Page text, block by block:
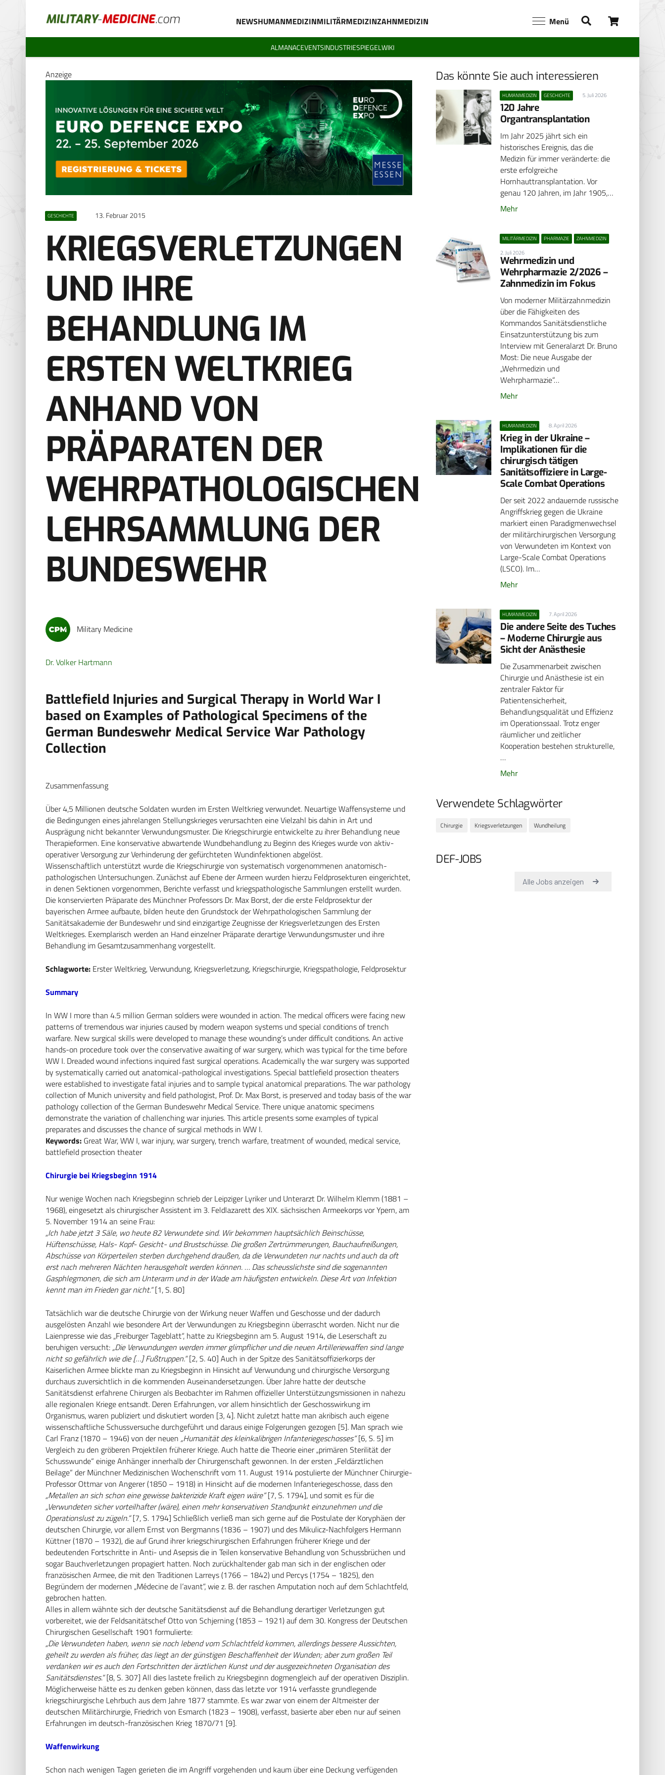
NEWSHUMANMEDIZINMILITÄRMEDIZINZAHNMEDIZIN Menü
ALMANACEVENTSINDUSTRIESPIEGELWIKI
Anzeige
GESCHICHTE 13. Februar 2015
KRIEGSVERLETZUNGEN
UND IHRE
BEHANDLUNG IM
ERSTEN WELTKRIEG
ANHAND VON
PRÄPARATEN DER
WEHRPATHOLOGISCHEN
LEHRSAMMLUNG DER
BUNDESWEHR
Military Medicine
Dr. Volker Hartmann
Battlefield Injuries and Surgical Therapy in World War I
based on Examples of Pathological Specimens of the
German Bundeswehr Medical Service War Pathology
Collection
Zusammenfassung
Über 4,5 Millionen deutsche Soldaten wurden im Ersten Weltkrieg verwundet. Neuartige Waffensysteme und
die Bedingungen eines jahrelangen Stellungskrieges verursachten eine Vielzahl bis dahin in Art und
Ausprägung nicht bekannter Verwundungsmuster. Die Kriegschirurgie entwickelte zu ihrer Behandlung neue
Therapieformen. Eine konservative abwartende Wundbehandlung zu Beginn des Krieges wurde von aktiv-
operativer Versorgung zur Verhinderung der gefürchteten Wundinfektionen abgelöst.
Wissenschaftlich unterstützt wurde die Kriegschirurgie von systematisch vorgenommenen anatomisch-
pathologischen Untersuchungen. Zunächst auf Ebene der Armeen wurden hierzu Feldprosekturen eingerichtet,
in denen Sektionen vorgenommen, Berichte verfasst und kriegspathologische Sammlungen erstellt wurden.
Die konservierten Präparate des Münchner Professors Dr. Max Borst, der die erste Feldprosektur der
bayerischen Armee aufbaute, bilden heute den Grundstock der Wehrpathologischen Sammlung der
Sanitätsakademie der Bundeswehr und sind einzigartige Zeugnisse der Kriegsverletzungen des Ersten
Weltkrieges. Exemplarisch werden an Hand einzelner Präparate derartige Verwundungsmuster und ihre
Behandlung im Gesamtzusammenhang vorgestellt.
Schlagworte: Erster Weltkrieg, Verwundung, Kriegsverletzung, Kriegschirurgie, Kriegspathologie, Feldprosektur
Summary
In WW I more than 4.5 million German soldiers were wounded in action. The medical officers were facing new
patterns of tremendous war injuries caused by modern weapon systems und special conditions of trench
warfare. New surgical skills were developed to manage these wounding’s under difficult conditions. An active
hands-on procedure took over the conservative awaiting of war surgery, which was typical for the time before
WW I. Dreaded wound infections inquired fast surgical operations. Academically the war surgery was supported
by systematically carried out anatomical-pathological investigations. Special battlefield prosection theaters
were established to investigate fatal injuries and to sample typical anatomical preparations. The war pathology
collection of Munich university and field pathologist, Prof. Dr. Max Borst, is preserved and today basis of the war
pathology collection of the German Bundeswehr Medical Service. There unique anatomic specimens
demonstrate the variation of challenching war injuries. This article presents some examples of typical
preparates and discusses the chance of surgical methods in WW I.
Keywords: Great War, WW I, war injury, war surgery, trench warfare, treatment of wounded, medical service,
battlefield prosection theater
Chirurgie bei Kriegsbeginn 1914
Nur wenige Wochen nach Kriegsbeginn schrieb der Leipziger Lyriker und Unterarzt Dr. Wilhelm Klemm (1881 –
1968), eingesetzt als chirurgischer Assistent im 3. Feldlazarett des XIX. sächsischen Armeekorps vor Ypern, am
5. November 1914 an seine Frau:
„Ich habe jetzt 3 Säle, wo heute 82 Verwundete sind. Wir bekommen hauptsächlich Beinschüsse,
Hüftenschüsse, Hals- Kopf- Gesicht- und Brustschüsse. Die großen Zertrümmerungen, Bauchaufreißungen,
Abschüsse von Körperteilen sterben durchgehend draußen, da die Verwundeten nur nachts und auch da oft
erst nach mehreren Nächten herausgeholt werden können. … Das scheusslichste sind die sogenannten
Gasphlegmonen, die sich am Unterarm und in der Wade am häufigsten entwickeln. Diese Art von Infektion
kennt man im Frieden gar nicht.“[1, S. 80]
Tatsächlich war die deutsche Chirurgie von der Wirkung neuer Waffen und Geschosse und der dadurch
ausgelösten Anzahl wie besondere Art der Verwundungen zu Kriegsbeginn überrascht worden. Nicht nur die
Laienpresse wie das „Freiburger Tageblatt“, hatte zu Kriegsbeginn am 5. August 1914, die Leserschaft zu
beruhigen versucht: „Die Verwundungen werden immer glimpflicher und die neuen Artilleriewaffen sind lange
nicht so gefährlich wie die […] Fußtruppen.“[2, S. 40] Auch in der Spitze des Sanitätsoffizierkorps der
Kaiserlichen Armee blickte man zu Kriegsbeginn in Hinsicht auf Verwundung und chirurgische Versorgung
durchaus zuversichtlich in die kommenden Auseinandersetzungen. Über Jahre hatte der deutsche
Sanitätsdienst erfahrene Chirurgen als Beobachter im Rahmen offizieller Unterstützungsmissionen in nahezu
alle regionalen Kriege entsandt. Deren Erfahrungen, vor allem hinsichtlich der Geschosswirkung im
Organismus, waren publiziert und diskutiert worden [3, 4]. Nicht zuletzt hatte man akribisch auch eigene
wissenschaftliche Schussversuche durchgeführt und daraus einige Folgerungen gezogen [5]. Man sprach wie
Carl Franz (1870 – 1946) von der neuen „Humanität des kleinkalibrigen Infanteriegeschosses“[6, S. 5] im
Vergleich zu den gröberen Projektilen früherer Kriege. Auch hatte die Theorie einer „primären Sterilität der
Schusswunde“ einige Anhänger innerhalb der Chirurgenschaft gewonnen. In der ersten „Feldärztlichen
Beilage“ der Münchner Medizinischen Wochenschrift vom 11. August 1914 postulierte der Münchner Chirurgie-
Professor Ottmar von Angerer (1850 – 1918) in Hinsicht auf die modernen Infanteriegeschosse, dass den
„Metallen an sich schon eine gewisse bakterizide Kraft eigen wäre“[7, S. 1794], und somit es für die
„Verwundeten sicher vorteilhafter (wäre), einen mehr konservativen Standpunkt einzunehmen und die
Operationslust zu zügeln.“[7, S. 1794] Schließlich verließ man sich gerne auf die Postulate der Koryphäen der
deutschen Chirurgie, vor allem Ernst von Bergmanns (1836 – 1907) und des Mikulicz-Nachfolgers Hermann
Küttner (1870 – 1932), die auf Grund ihrer kriegschirurgischen Erfahrungen früherer Kriege und der
bedeutenden Fortschritte in Anti- und Asepsis die in Teilen konservative Behandlung von Schussbrüchen und
sogar Bauchverletzungen propagiert hatten. Noch zurückhaltender gab man sich in der englischen oder
französischen Armee, die mit den Traditionen Larreys (1766 – 1842) und Percys (1754 – 1825), den
Begründern der modernen „Médecine de l’avant“, wie z. B. der raschen Amputation noch auf dem Schlachtfeld,
gebrochen hatten.
Alles in allem wähnte sich der deutsche Sanitätsdienst auf die Behandlung derartiger Verletzungen gut
vorbereitet, wie der Feldsanitätschef Otto von Schjerning (1853 – 1921) auf dem 30. Kongress der Deutschen
Chirurgischen Gesellschaft 1901 formulierte:
„Die Verwundeten haben, wenn sie noch lebend vom Schlachtfeld kommen, allerdings bessere Aussichten,
geheilt zu werden als früher, das liegt an der günstigen Beschaffenheit der Wunden; aber zum großen Teil
verdanken wir es auch den Fortschritten der ärztlichen Kunst und der ausgezeichneten Organisation des
Sanitätsdienstes.“[8, S. 307] All dies lastete freilich zu Kriegsbeginn dogmengleich auf der operativen Disziplin.
Möglicherweise hätte es zu denken geben können, dass das letzte vor 1914 verfasste grundlegende
kriegschirurgische Lehrbuch aus dem Jahre 1877 stammte. Es war zwar von einem der Altmeister der
deutschen Militärchirurgie, Friedrich von Esmarch (1823 – 1908), verfasst, basierte aber eben nur auf seinen
Erfahrungen im deutsch-französischen Krieg 1870/71 [9].
Waffenwirkung
Schon nach wenigen Tagen gerieten die im Angriff vorgehenden und kaum über eine Deckung verfügenden
Das könnte Sie auch interessieren
HUMANMEDIZIN GESCHICHTE 5. Juli 2026
120 Jahre
Organtransplantation
Im Jahr 2025 jährt sich ein
historisches Ereignis, das die
Medizin für immer veränderte: die
erste erfolgreiche
Hornhauttransplantation. Vor
genau 120 Jahren, im Jahr 1905,…
Mehr
MILITÄRMEDIZIN PHARMAZIE ZAHNMEDIZIN
2. Juli 2026
Wehrmedizin und
Wehrpharmazie 2/2026 –
Zahnmedizin im Fokus
Von moderner Militärzahnmedizin
über die Fähigkeiten des
Kommandos Sanitätsdienstliche
Einsatzunterstützung bis zum
Interview mit Generalarzt Dr. Bruno
Most: Die neue Ausgabe der
„Wehrmedizin und
Wehrpharmazie“…
Mehr
HUMANMEDIZIN 8. April 2026
Krieg in der Ukraine –
Implikationen für die
chirurgisch tätigen
Sanitätsoffiziere in Large-
Scale Combat Operations
Der seit 2022 andauernde russische
Angriffskrieg gegen die Ukraine
markiert einen Paradigmenwechsel
der militärchirurgischen Versorgung
von Verwundeten im Kontext von
Large-Scale Combat Operations
(LSCO). Im…
Mehr
HUMANMEDIZIN 7. April 2026
Die andere Seite des Tuches
– Moderne Chirurgie aus
Sicht der Anästhesie
Die Zusammenarbeit zwischen
Chirurgie und Anästhesie ist ein
zentraler Faktor für
Patientensicherheit,
Behandlungsqualität und Effizienz
im Operationssaal. Trotz enger
räumlicher und zeitlicher
Kooperation bestehen strukturelle,
…
Mehr
Verwendete Schlagwörter
Chirurgie Kriegsverletzungen Wundheilung
DEF-JOBS